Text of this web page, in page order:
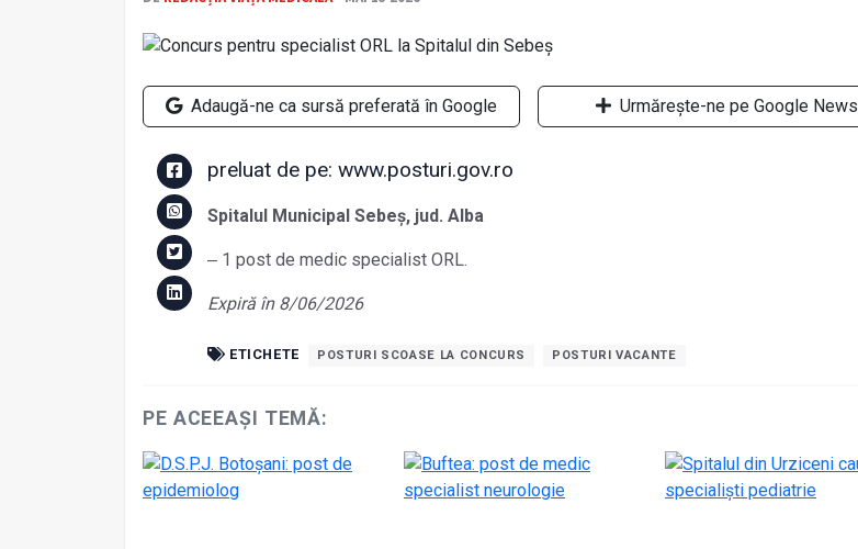
Adaugă-ne ca sursă preferată în Google Urmărește-ne pe Google News
preluat de pe: www.posturi.gov.ro
Spitalul Municipal Sebeș, jud. Alba
‒ 1 post de medic specialist ORL.
Expiră în 8/06/2026
ETICHETE POSTURI SCOASE LA CONCURS POSTURI VACANTE
PE ACEEAȘI TEMĂ: